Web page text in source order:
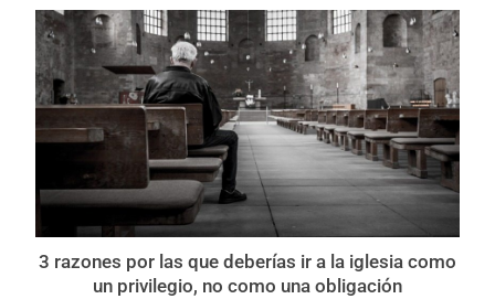
3 razones por las que deberías ir a la iglesia como
un privilegio, no como una obligación